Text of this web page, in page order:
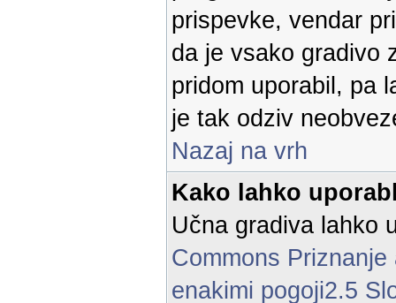
prispevke, vendar
da je vsako gradivo
pridom uporabil, pa
je tak odziv
Nazaj na vrh
Kako lahko
Učna gradiva lahko
Commons
enakimi pogoji2.5